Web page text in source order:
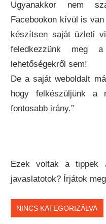
Ugyanakkor nem
Facebookon kívül is
készítsen saját üzleti
feledkezzünk meg
lehetőségekről sem!
De a saját weboldalt
hogy felkészüljünk
fontosabb irány.”
Ezek voltak a tippek
javaslatotok? Írjátok
NINCS KATEGORIZÁLVA